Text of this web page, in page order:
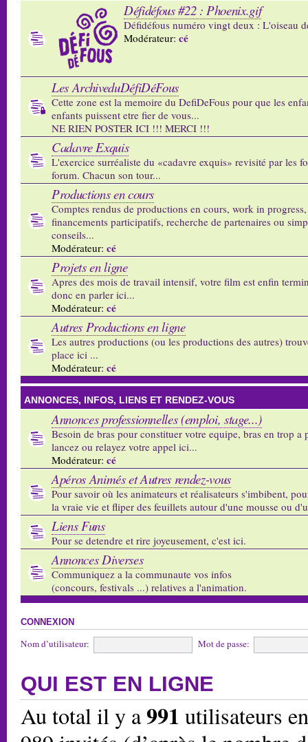
Défidéfous #22 : Phoenix.gif
Défidéfous numéro vingt deux : L'oiseau
Modérateur: cé
Les ArchiveduDéfiDéFous
Cette zone est la memoire du DefiDeFous pour que les
enfants puissent etre fier de vous...
NE RIEN POSTER ICI !!! MERCI !!!
Cadavre Exquis
L'exercice surréaliste du «cadavre exquis» revisité par les
forum. Chacun son tour...
Productions en cours
Comptes rendus de productions en cours, work in
financements participatifs, recherche de partenaires ou
conseils...
Modérateur: cé
Projets en ligne
Apres des mois de travail intensif, votre film est enfin
donc en parler ici...
Modérateur: cé
Autres Productions en ligne
Les autres productions (ou les productions des autres)
place ici ...
Modérateur: cé
ANNONCES, INFOS, LIENS ET RENDEZ-VOUS
Annonces professionnelles (emploi, stage...)
Besoin de bras pour constituer votre equipe, bras en trop a
lancez ou relayez votre appel ici...
Modérateur: cé
Apéros Animés et Autres rendez-vous
Pour savoir où les animateurs et réalisateurs s'imbibent,
la vraie vie et fliper des feuillets autour d'une mousse ou
Liens Funs
Pour se detendre et rire joyeusement, c'est ici.
Annonces Diverses
Communiquez a la communaute vos infos
(concours, festivals ...) relatives a l'animation.
CONNEXION
Nom d’utilisateur: Mot de passe:
QUI EST EN LIGNE
Au total il y a991 utilisateurs